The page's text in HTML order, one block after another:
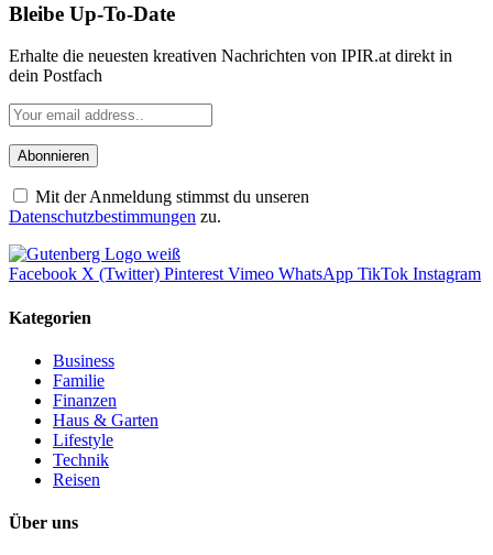
Bleibe Up-To-Date
Erhalte die neuesten kreativen Nachrichten von IPIR.at direkt in
dein Postfach
Mit der Anmeldung stimmst du unseren
Datenschutzbestimmungen zu.
Facebook X (Twitter) Pinterest Vimeo WhatsApp TikTok Instagram
Kategorien
Business
Familie
Finanzen
Haus & Garten
Lifestyle
Technik
Reisen
Über uns